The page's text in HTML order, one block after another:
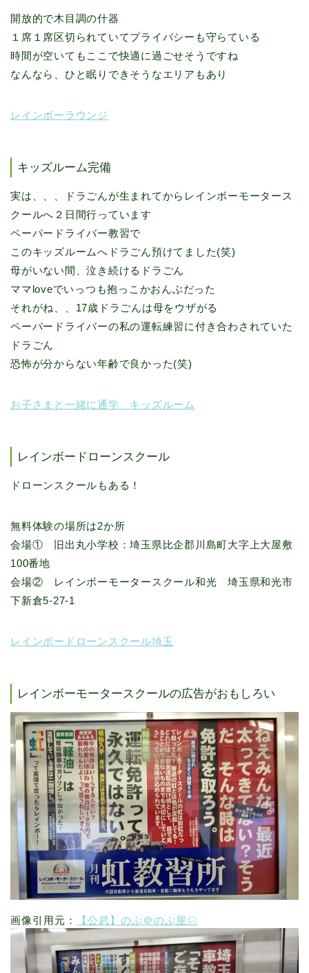
開放的で木目調の什器
１席１席区切られていてプライバシーも守らている
時間が空いてもここで快適に過ごせそうですね
なんなら、ひと眠りできそうなエリアもあり
レインボーラウンジ
キッズルーム完備
実は、、、ドラごんが生まれてからレインボーモータース
クールへ２日間行っています
ペーパードライバー教習で
このキッズルームへドラごん預けてました(笑)
母がいない間、泣き続けるドラごん
ママloveでいっつも抱っこかおんぶだった
それがね、、17歳ドラごんは母をウザがる
ペーパードライバーの私の運転練習に付き合わされていた
ドラごん
恐怖が分からない年齢で良かった(笑)
お子さまと一緒に通学 キッズルーム
レインボードローンスクール
ドローンスクールもある！
無料体験の場所は2か所
会場① 旧出丸小学校：埼玉県比企郡川島町大字上大屋敷
100番地
会場② レインボーモータースクール和光 埼玉県和光市
下新倉5-27-1
レインボードローンスクール埼玉
レインボーモータースクールの広告がおもしろい
画像引用元： 【公武】のぶ＠のぶ屋㋹